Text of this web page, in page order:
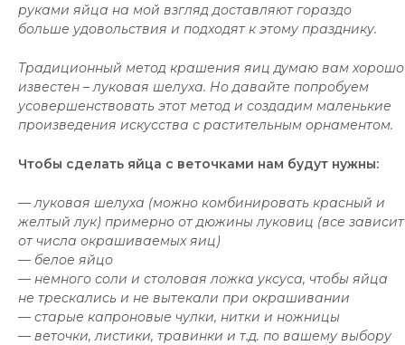
руками яйца на мой взгляд доставляют гораздо
больше удовольствия и подходят к этому празднику.
Традиционный метод крашения яиц думаю вам хорошо
известен – луковая шелуха. Но давайте попробуем
усовершенствовать этот метод и создадим маленькие
произведения искусства с растительным орнаментом.
Чтобы сделать яйца с веточками нам будут нужны:
— луковая шелуха (можно комбинировать красный и
желтый лук) примерно от дюжины луковиц (все зависит
от числа окрашиваемых яиц)
— белое яйцо
— немного соли и столовая ложка уксуса, чтобы яйца
не трескались и не вытекали при окрашивании
— старые капроновые чулки, нитки и ножницы
— веточки, листики, травинки и т.д. по вашему выбору